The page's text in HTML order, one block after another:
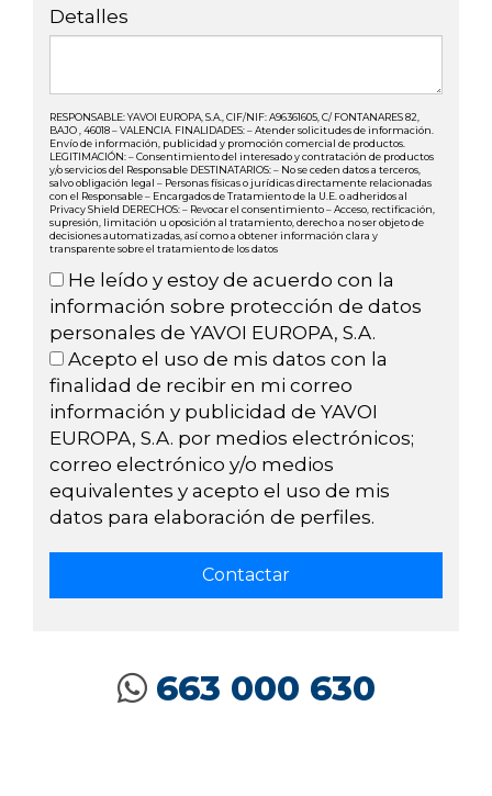
Detalles
RESPONSABLE: YAVOI EUROPA, S.A., CIF/NIF: A96361605, C/ FONTANARES 82,
BAJO , 46018 – VALENCIA. FINALIDADES: – Atender solicitudes de información.
Envío de información, publicidad y promoción comercial de productos.
LEGITIMACIÓN: – Consentimiento del interesado y contratación de productos
y/o servicios del Responsable DESTINATARIOS: – No se ceden datos a terceros,
salvo obligación legal – Personas físicas o jurídicas directamente relacionadas
con el Responsable – Encargados de Tratamiento de la U.E. o adheridos al
Privacy Shield DERECHOS: – Revocar el consentimiento – Acceso, rectificación,
supresión, limitación u oposición al tratamiento, derecho a no ser objeto de
decisiones automatizadas, así como a obtener información clara y
transparente sobre el tratamiento de los datos
He leído y estoy de acuerdo con la
información sobre protección de datos
personales de YAVOI EUROPA, S.A.
Acepto el uso de mis datos con la
finalidad de recibir en mi correo
información y publicidad de YAVOI
EUROPA, S.A. por medios electrónicos;
correo electrónico y/o medios
equivalentes y acepto el uso de mis
datos para elaboración de perfiles.
663 000 630